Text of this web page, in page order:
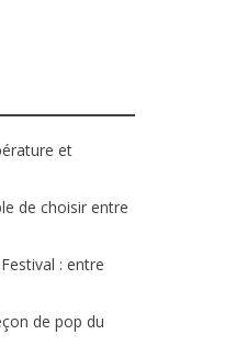
et
de choisir entre
: entre
de pop du